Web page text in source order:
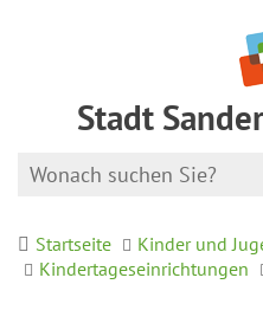
Stadt
Startseite
Kinder und
Kindertageseinrichtungen